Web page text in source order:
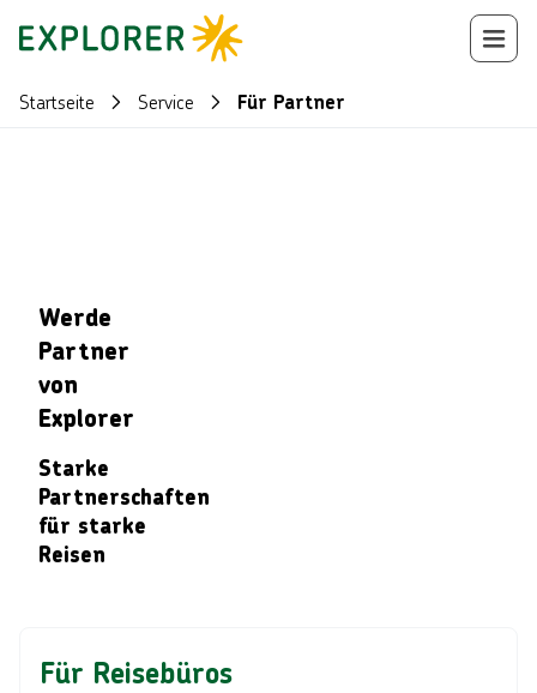
Startseite Service Für Partner
Werde
Partner
von
Explorer
Starke
Partnerschaften
für starke
Reisen
Für Reisebüros